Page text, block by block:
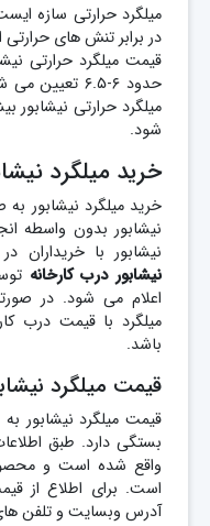
میلگرد حرارتی سازه
در برابر تنش های
قیمت میلگرد حرارتی
حدود ۶-۶.۵
شود.
خرید میلگرد
خرید میلگرد نیشابور
نیشابور بدون واسطه
نیشابور با
نیشابور درب کارخانه
اعلام می شود. در
میلگرد با قیمت درب
باشد.
قیمت میلگرد
قیمت میلگرد نیشابور
بستگی دارد. طبق
واقع شده است و
است. برای اطلاع از
آدرس وبسایت و تلفن